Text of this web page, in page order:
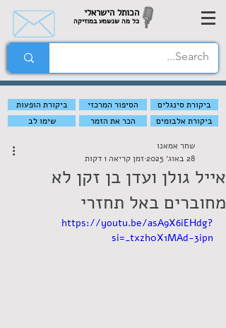
הכותל הישראלי
כל מה שנשמע במוזיקה
ביקורת הופעות הסיפור המרכזי
ביקורת סינגלים
שימו לב
הכר את הזמר ביקורת אלבומים
אייל גולן ועדן בן זקן לא
מחוברים באל תחזרי
שחר אמאנו
28 באוג׳ 2025
זמן קריאה 1 דקות
https://youtu.be/asA9X6iEHdg?
si=_txzh0X1MAd-3ipn